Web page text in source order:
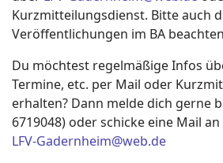
Kurzmitteilungsdienst. Bitte auch
Veröffentlichungen im BA
Du möchtest regelmäßige Infos
Termine, etc. per Mail oder
erhalten? Dann melde dich gerne
6719048) oder schicke eine Mail an
LFV-Gadernheim@web.de